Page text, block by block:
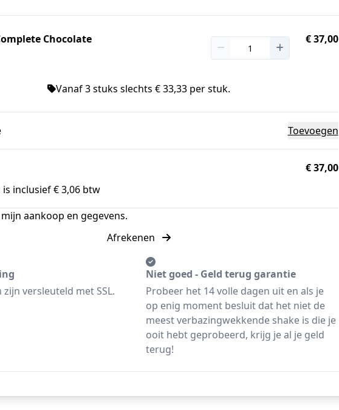
Chocolate
€ 37,00
Vanaf 3 stuks slechts € 33,33 per stuk.
Toevoegen
€ 37,00
inclusief € 3,06 btw
aankoop en gegevens.
Afrekenen
versleuteld met SSL.
Niet goed - Geld terug garantie
Probeer het 14 volle dagen uit en als je
op enig moment besluit dat het niet de
meest verbazingwekkende shake is die je
ooit hebt geprobeerd, krijg je al je geld
terug!